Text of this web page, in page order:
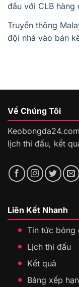
đấu với CLB hàng
Truyền thông
đội nhà vào bán
Về Chúng Tôi
lịch thi đấu, kết
Liên Kết Nhanh
Tin tức bóng
Lịch thi đấu
Kết quả
Bảng xếp